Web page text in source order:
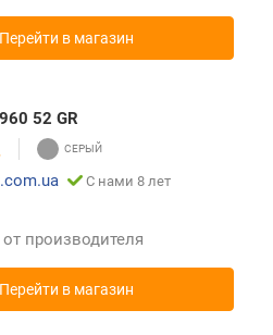
Перейти в магазин
52 GR
С нами 8 лет
от производителя
Перейти в магазин